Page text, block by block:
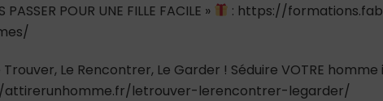
PASSER POUR UNE FILLE FACILE »
: https://
Trouver, Le Rencontrer, Le Garder ! Séduire VOTRE
attirerunhomme.fr/letrouver-lerencontrer-legarder/